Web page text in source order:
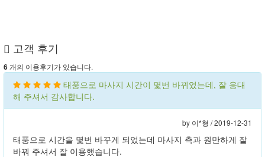
고객 후기
6 개의 이용후기가 있습니다.
태풍으로 마사지 시간이 몇번 바뀌었는데, 잘 응대
해 주셔서 감사합니다.
by 이*형 /2019-12-31
태풍으로 시간을 몇번 바꾸게 되었는데 마사지 측과 원만하게 잘
바꿔 주셔서 잘 이용했습니다.